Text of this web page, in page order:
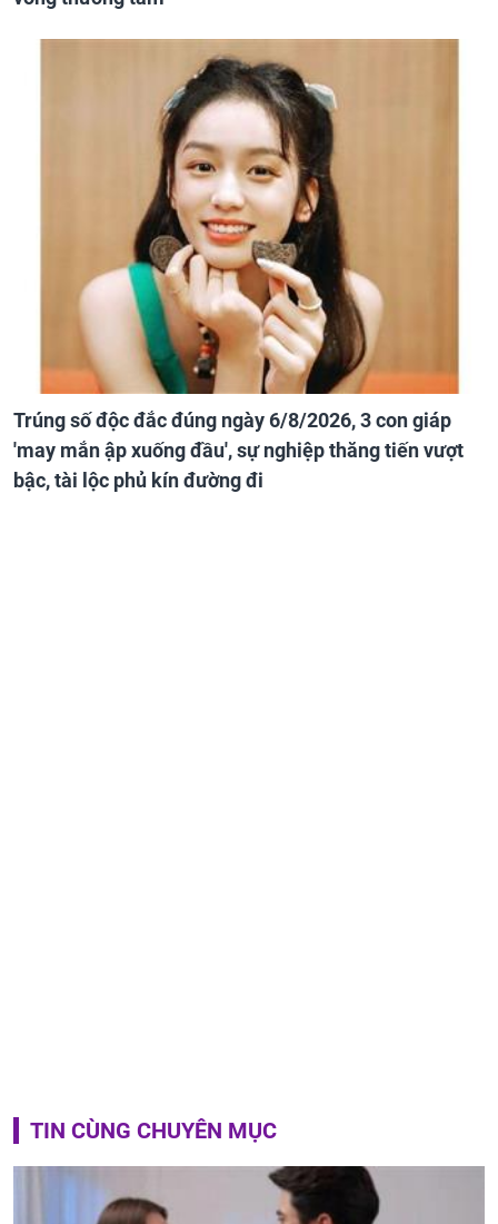
Trúng số độc đắc đúng ngày 6/8/2026, 3 con giáp
'may mắn ập xuống đầu', sự nghiệp thăng tiến vượt
bậc, tài lộc phủ kín đường đi
TIN CÙNG CHUYÊN MỤC